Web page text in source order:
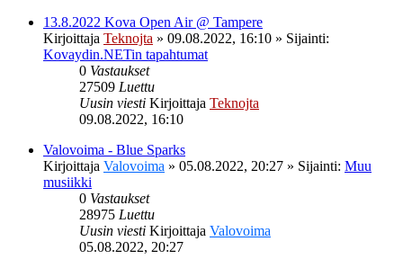
13.8.2022 Kova Open Air @ Tampere
Kirjoittaja Teknojta » 09.08.2022, 16:10 » Sijainti:
Kovaydin.NETin tapahtumat
0 Vastaukset
27509 Luettu
Uusin viesti Kirjoittaja Teknojta
09.08.2022, 16:10
Valovoima - Blue Sparks
Kirjoittaja Valovoima » 05.08.2022, 20:27 » Sijainti: Muu
musiikki
0 Vastaukset
28975 Luettu
Uusin viesti Kirjoittaja Valovoima
05.08.2022, 20:27